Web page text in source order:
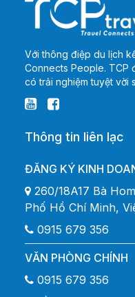
Với thông điệp du lịch
Connects People. TCP
có trải nghiệm tuyệt vời
Thông tin liên lạc
ĐĂNG KÝ KINH
260/18A17 Bà
Phố Hồ Chí Minh,
0915 679 356
VĂN PHÒNG CHÍNH
0915 679 356